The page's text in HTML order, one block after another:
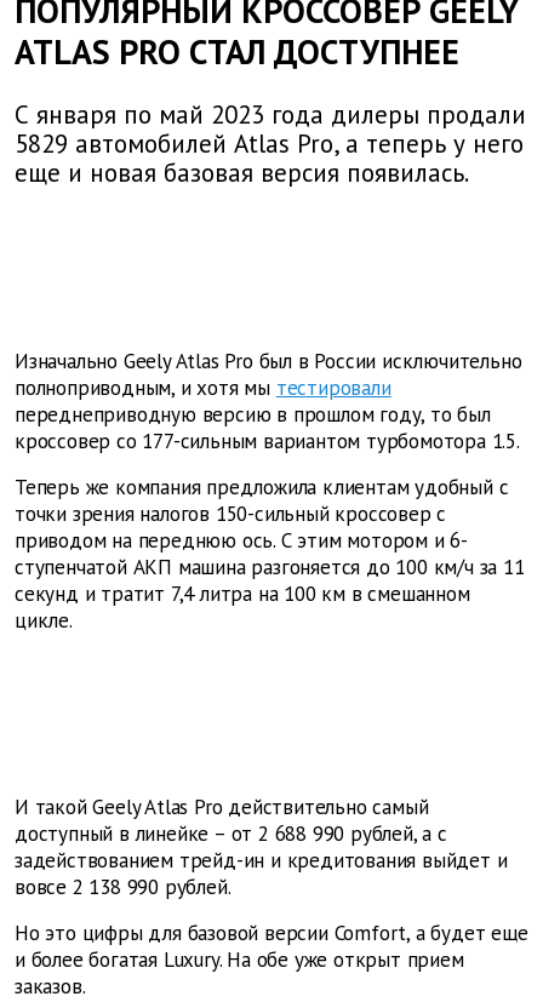
ПОПУЛЯРНЫЙ КРОССОВЕР GEELY
ATLAS PRO СТАЛ ДОСТУПНЕЕ
С января по май 2023 года дилеры продали
5829 автомобилей Atlas Pro, а теперь у него
еще и новая базовая версия появилась.
Изначально Geely Atlas Pro был в России исключительно
полноприводным, и хотя мы тестировали
переднеприводную версию в прошлом году, то был
кроссовер со 177-сильным вариантом турбомотора 1.5.
Теперь же компания предложила клиентам удобный с
точки зрения налогов 150-сильный кроссовер с
приводом на переднюю ось. С этим мотором и 6-
ступенчатой АКП машина разгоняется до 100 км/ч за 11
секунд и тратит 7,4 литра на 100 км в смешанном
цикле.
И такой Geely Atlas Pro действительно самый
доступный в линейке – от 2 688 990 рублей, а с
задействованием трейд-ин и кредитования выйдет и
вовсе 2 138 990 рублей.
Но это цифры для базовой версии Comfort, а будет еще
и более богатая Luxury. На обе уже открыт прием
заказов.